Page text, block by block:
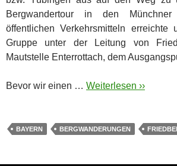
Bergwandertour in den
öffentlichen Verkehrsmitteln erreichte
Gruppe unter der Leitung von
Mautstelle Enterrottach, dem
Bevor wir einen … Weiterlesen ››
BAYERN BERGWANDERUNGEN